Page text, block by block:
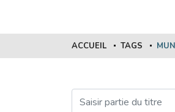
ACCUEIL TAGS